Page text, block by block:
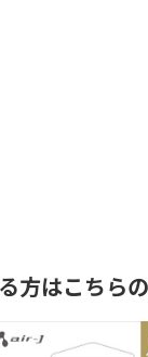
方はこちら